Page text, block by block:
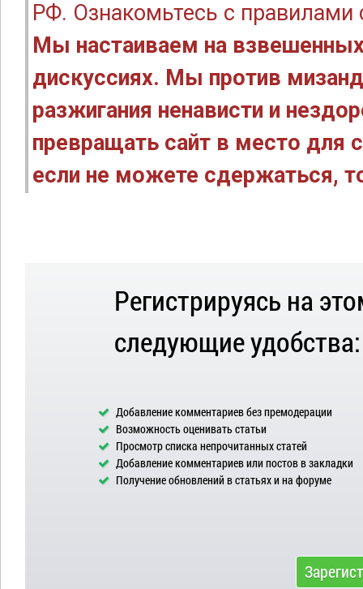
РФ. Ознакомьтесь с правилами
Мы настаиваем на
дискуссиях. Мы против
разжигания ненависти и
превращать сайт в место для
если не можете сдержаться,
Регистрируясь на
следующие удобства:
Добавление комментариев без премодерации
Возможность оценивать статьи
Просмотр списка непрочитанных статей
Добавление комментариев или постов в закладки
Получение обновлений в статьях и на форуме